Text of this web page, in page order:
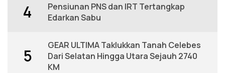
4
Pensiunan PNS dan IRT Tertangkap
Edarkan Sabu
5
GEAR ULTIMA Taklukkan Tanah Celebes
Dari Selatan Hingga Utara Sejauh 2740
KM